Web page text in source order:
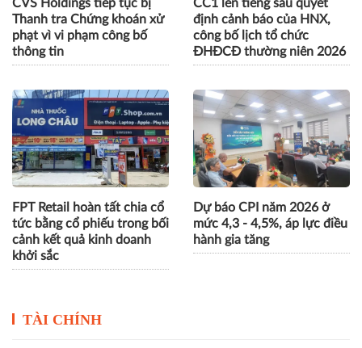
CVS Holdings tiếp tục bị
Thanh tra Chứng khoán xử
phạt vì vi phạm công bố
thông tin
CC1 lên tiếng sau quyết
định cảnh báo của HNX,
công bố lịch tổ chức
ĐHĐCĐ thường niên 2026
FPT Retail hoàn tất chia cổ
tức bằng cổ phiếu trong bối
cảnh kết quả kinh doanh
khởi sắc
Dự báo CPI năm 2026 ở
mức 4,3 - 4,5%, áp lực điều
hành gia tăng
TÀI CHÍNH